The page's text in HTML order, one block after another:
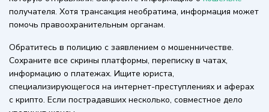
получателя. Хотя трансакция необратима, информация может
помочь правоохранительным органам.
Обратитесь в полицию с заявлением о мошенничестве.
Сохраните все скрины платформы, переписку в чатах,
информацию о платежах. Ищите юриста,
специализирующегося на интернет-преступлениях и аферах
с крипто. Если пострадавших несколько, совместное дело